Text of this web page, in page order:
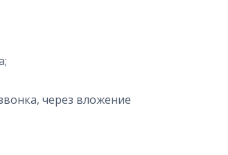
через вложение